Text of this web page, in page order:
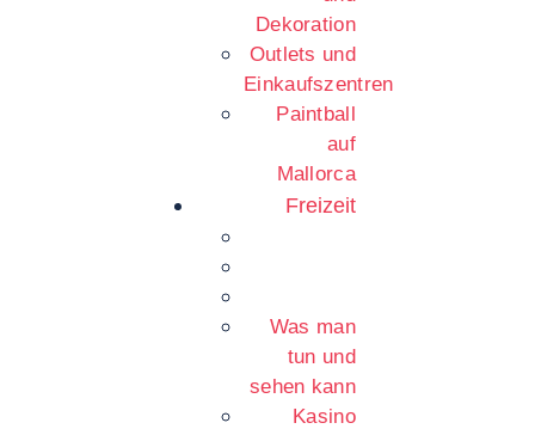
Dekoration
Outlets und
Einkaufszentren
Paintball
auf
Mallorca
Freizeit
Was man
tun und
sehen kann
Kasino